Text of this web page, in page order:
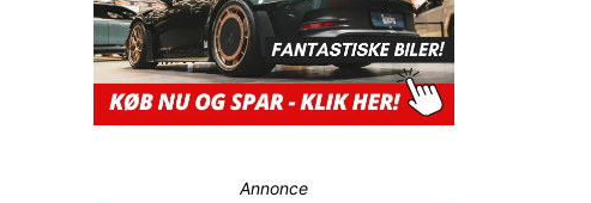
Annonce